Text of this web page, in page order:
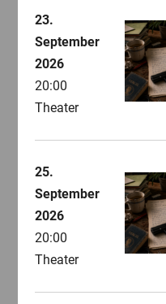
23.
September
2026
20:00
Theater
25.
September
2026
20:00
Theater